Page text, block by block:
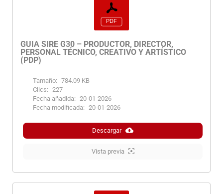
GUIA SIRE G30 – PRODUCTOR, DIRECTOR,
PERSONAL TÉCNICO, CREATIVO Y ARTÍSTICO
(PDP)
Tamaño: 784.09 KB
Clics: 227
Fecha añadida: 20-01-2026
Fecha modificada: 20-01-2026
Descargar
Vista previa